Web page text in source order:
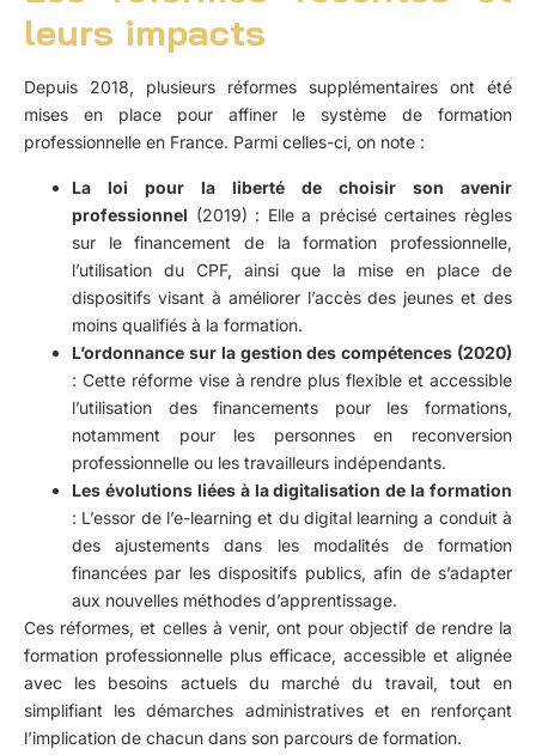
leurs impacts
Depuis 2018, plusieurs réformes supplémentaires ont été
mises en place pour affiner le système de formation
professionnelle en France. Parmi celles-ci, on note :
La loi pour la liberté de choisir son avenir
professionnel (2019) : Elle a précisé certaines règles
sur le financement de la formation professionnelle,
l’utilisation du CPF, ainsi que la mise en place de
dispositifs visant à améliorer l’accès des jeunes et des
moins qualifiés à la formation.
L’ordonnance sur la gestion des compétences (2020)
: Cette réforme vise à rendre plus flexible et accessible
l’utilisation des financements pour les formations,
notamment pour les personnes en reconversion
professionnelle ou les travailleurs indépendants.
Les évolutions liées à la digitalisation de la formation
: L’essor de l’e-learning et du digital learning a conduit à
des ajustements dans les modalités de formation
financées par les dispositifs publics, afin de s’adapter
aux nouvelles méthodes d’apprentissage.
Ces réformes, et celles à venir, ont pour objectif de rendre la
formation professionnelle plus efficace, accessible et alignée
avec les besoins actuels du marché du travail, tout en
simplifiant les démarches administratives et en renforçant
l’implication de chacun dans son parcours de formation.